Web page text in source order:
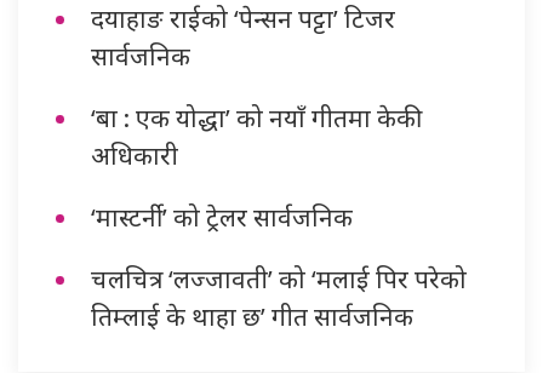
दयाहाङ राईको ‘पेन्सन पट्टा’ टिजर
सार्वजनिक
‘बा : एक योद्धा’ को नयाँ गीतमा केकी
अधिकारी
‘मास्टर्नी’ को ट्रेलर सार्वजनिक
चलचित्र ‘लज्जावती’ को ‘मलाई पिर परेको
तिम्लाई के थाहा छ’ गीत सार्वजनिक